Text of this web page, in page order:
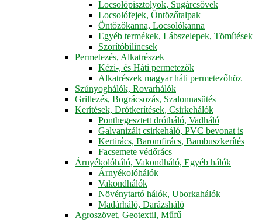
Locsolópisztolyok, Sugárcsövek
Locsolófejek, Öntözőtalpak
Öntözőkanna, Locsolókanna
Egyéb termékek, Lábszelepek, Tömítések
Szorítóbilincsek
Permetezés, Alkatrészek
Kézi-, és Háti permetezők
Alkatrészek magyar háti permetezőhöz
Szúnyoghálók, Rovarhálók
Grillezés, Bográcsozás, Szalonnasütés
Kerítések, Drótkerítések, Csirkehálók
Ponthegesztett drótháló, Vadháló
Galvanizált csirkeháló, PVC bevonat is
Kertirács, Baromfirács, Bambuszkerítés
Facsemete védőrács
Árnyékolóháló, Vakondháló, Egyéb hálók
Árnyékolóhálók
Vakondhálók
Növénytartó hálók, Uborkahálók
Madárháló, Darázsháló
Agroszövet, Geotextil, Műfű